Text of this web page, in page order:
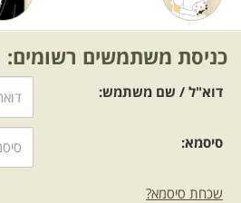
כניסת משתמשים רשומים:
דוא"ל / שם משתמש:
סיסמא:
שכחת סיסמא?